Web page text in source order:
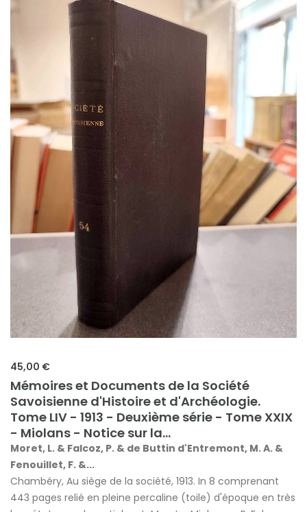
45,00 €
Mémoires et Documents de la Société
Savoisienne d'Histoire et d'Archéologie.
Tome LIV - 1913 - Deuxième série - Tome XXIX
- Miolans - Notice sur la...
Moret, L. & Falcoz, P. & de Buttin d'Entremont, M. A. &
Fenouillet, F. &...
Chambéry, Au siège de la société, 1913. In 8 comprenant
443 pages relié en pleine percaline (toile) d'époque en très